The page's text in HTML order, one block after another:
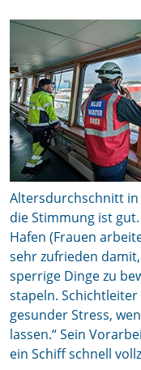
Altersdurchschnitt
die Stimmung ist
Hafen (Frauen
sehr zufrieden
sperrige Dinge zu
stapeln. Schichtleiter
gesunder Stress,
lassen.“ Sein
ein Schiff schnell